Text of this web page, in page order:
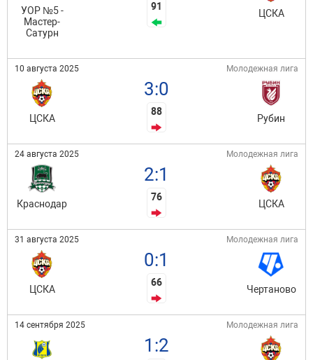
УОР №5 -
Мастер-
Сатурн
91
ЦСКА
10 августа 2025 Молодежная лига
ЦСКА
3:0
88
Рубин
24 августа 2025 Молодежная лига
Краснодар
2:1
76
ЦСКА
31 августа 2025 Молодежная лига
ЦСКА
0:1
66
Чертаново
14 сентября 2025 Молодежная лига
1:2